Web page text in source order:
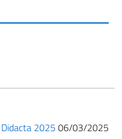
2025 06/03/2025